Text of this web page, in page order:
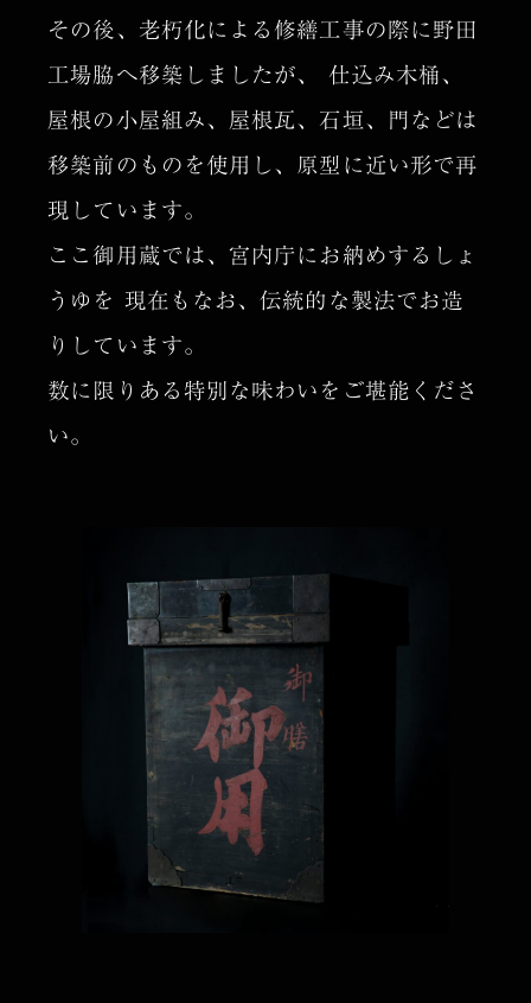
その後、老朽化による修繕工事の際に野田
工場脇へ移築しましたが、 仕込み木桶、
屋根の小屋組み、屋根瓦、石垣、門などは
移築前のものを使用し、原型に近い形で再
現しています。
ここ御用蔵では、宮内庁にお納めするしょ
うゆを 現在もなお、伝統的な製法でお造
りしています。
数に限りある特別な味わいをご堪能くださ
い。